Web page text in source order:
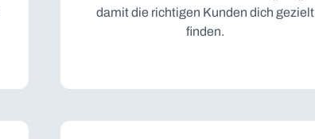
damit die richtigen Kunden dich gezielt
finden.